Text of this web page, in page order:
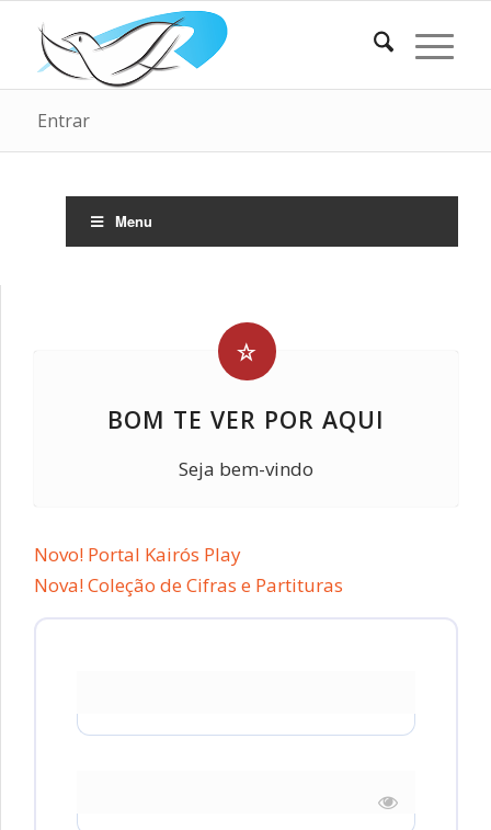
Entrar
Menu
BOM TE VER POR AQUI
Seja bem-vindo
Novo! Portal Kairós Play
Nova! Coleção de Cifras e Partituras